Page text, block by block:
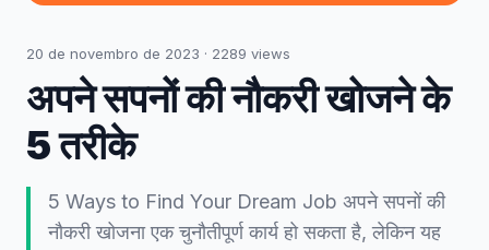
20 de novembro de 2023 · 2289 views
अपने सपनों की नौकरी खोजने के
5 तरीके
5 Ways to Find Your Dream Job अपने सपनों की
नौकरी खोजना एक चुनौतीपूर्ण कार्य हो सकता है, लेकिन यह